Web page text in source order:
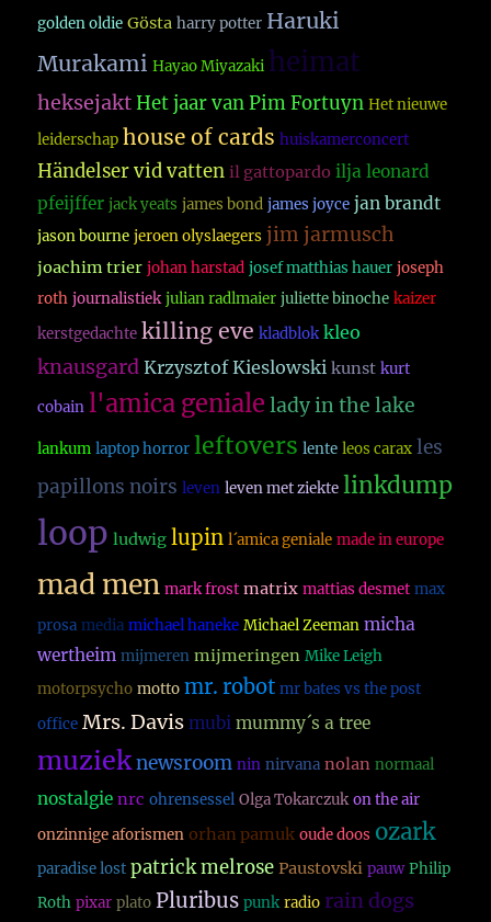
golden oldie Gösta harry potter Haruki
Murakami Hayao Miyazaki heimat
heksejakt Het jaar van Pim Fortuyn Het nieuwe
leiderschap house of cards huiskamerconcert
Händelser vid vatten il gattopardo ilja leonard
pfeijffer jack yeats james bond james joyce jan brandt
jason bourne jeroen olyslaegers jim jarmusch
joachim trier johan harstad josef matthias hauer joseph
roth journalistiek julian radlmaier juliette binoche kaizer
kerstgedachte killing eve kladblok kleo
knausgard Krzysztof Kieslowski kunst kurt
cobain l'amica geniale lady in the lake
lankum laptop horror leftovers lente leos carax les
papillons noirs leven leven met ziekte linkdump
loop ludwig lupin l´amica geniale made in europe
mad men mark frost matrix mattias desmet max
prosa media michael haneke Michael Zeeman micha
wertheim mijmeren mijmeringen Mike Leigh
motorpsycho motto mr. robot mr bates vs the post
office Mrs. Davis mubi mummy´s a tree
muzieknewsroom nin nirvana nolan normaal
nostalgie nrc ohrensessel Olga Tokarczuk on the air
onzinnige aforismen orhan pamuk oude doos ozark
paradise lost patrick melrose Paustovski pauw Philip
Roth pixar plato Pluribus punk radio rain dogs